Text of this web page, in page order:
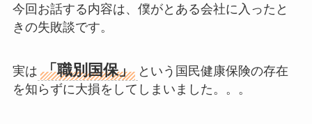
今回お話する内容は、僕がとある会社に入ったと
きの失敗談です。
実は 「職別国保」 という国民健康保険の存在
を知らずに大損をしてしまいました。。。